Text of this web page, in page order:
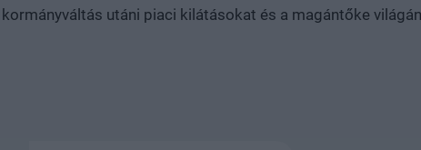
kormányváltás utáni piaci kilátásokat és a magántőke